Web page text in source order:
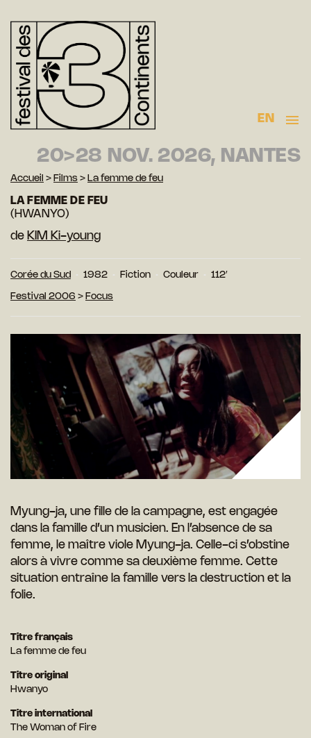
EN
20>28 NOV. 2026, NANTES
Accueil > Films > La femme de feu
LA FEMME DE FEU
(HWANYO)
de KIM Ki-young
Corée du Sud 1982 Fiction Couleur 112′
Festival 2006 > Focus
Myung-ja, une fille de la campagne, est engagée
dans la famille d’un musicien. En l’absence de sa
femme, le maître viole Myung-ja. Celle-ci s’obstine
alors à vivre comme sa deuxième femme. Cette
situation entraîne la famille vers la destruction et la
folie.
Titre français
La femme de feu
Titre original
Hwanyo
Titre international
The Woman of Fire